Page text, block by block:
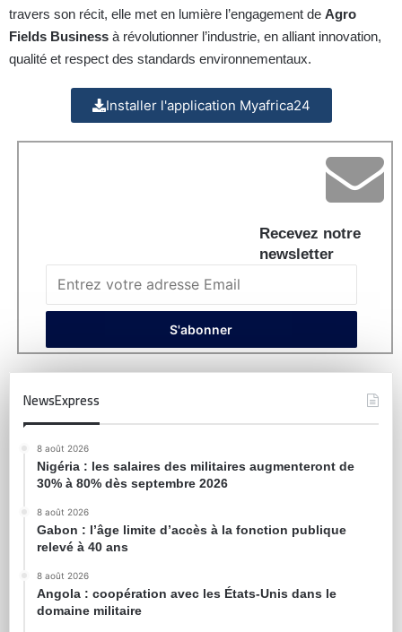
travers son récit, elle met en lumière l’engagement de Agro
Fields Business à révolutionner l’industrie, en alliant innovation,
qualité et respect des standards environnementaux.
Installer l'application Myafrica24
Recevez notre
newsletter
NewsExpress
8 août 2026
Nigéria : les salaires des militaires augmenteront de
30% à 80% dès septembre 2026
8 août 2026
Gabon : l’âge limite d’accès à la fonction publique
relevé à 40 ans
8 août 2026
Angola : coopération avec les États-Unis dans le
domaine militaire